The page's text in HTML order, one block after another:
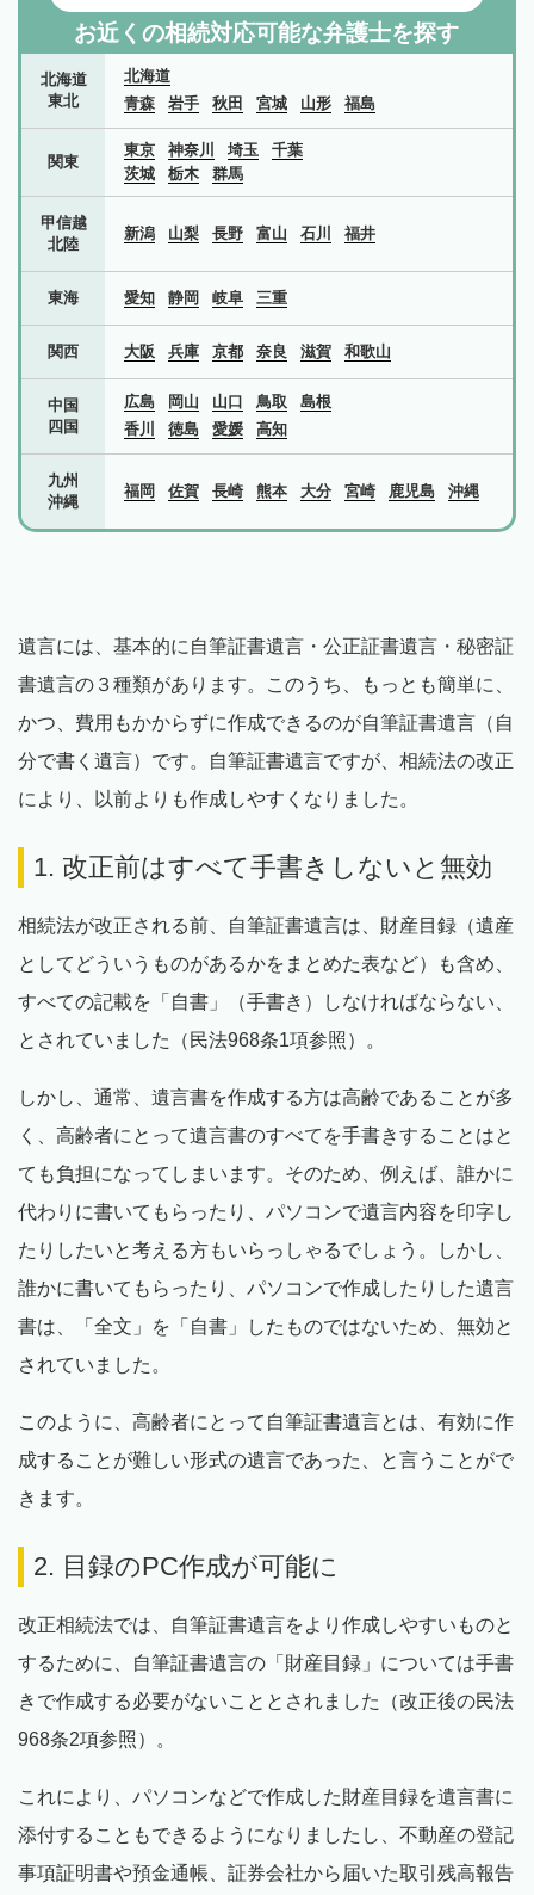
お近くの相続対応可能な弁護士を探す
北海道
東北
北海道
青森
岩手 秋田 宮城 山形 福島
関東
東京 神奈川 埼玉
千葉
茨城
栃木 群馬
甲信越
北陸
新潟 山梨 長野 富山 石川 福井
東海 愛知 静岡 岐阜 三重
関西 大阪 兵庫 京都 奈良 滋賀 和歌山
中国
四国
広島 岡山 山口 鳥取
島根
香川
徳島 愛媛 高知
九州
沖縄
福岡 佐賀 長崎 熊本 大分 宮崎 鹿児島 沖縄
遺言には、基本的に自筆証書遺言・公正証書遺言・秘密証
書遺言の３種類があります。このうち、もっとも簡単に、
かつ、費用もかからずに作成できるのが自筆証書遺言（自
分で書く遺言）です。自筆証書遺言ですが、相続法の改正
により、以前よりも作成しやすくなりました。
1. 改正前はすべて手書きしないと無効
相続法が改正される前、自筆証書遺言は、財産目録（遺産
としてどういうものがあるかをまとめた表など）も含め、
すべての記載を「自書」（手書き）しなければならない、
とされていました（民法968条1項参照）。
しかし、通常、遺言書を作成する方は高齢であることが多
く、高齢者にとって遺言書のすべてを手書きすることはと
ても負担になってしまいます。そのため、例えば、誰かに
代わりに書いてもらったり、パソコンで遺言内容を印字し
たりしたいと考える方もいらっしゃるでしょう。しかし、
誰かに書いてもらったり、パソコンで作成したりした遺言
書は、「全文」を「自書」したものではないため、無効と
されていました。
このように、高齢者にとって自筆証書遺言とは、有効に作
成することが難しい形式の遺言であった、と言うことがで
きます。
2. 目録のPC作成が可能に
改正相続法では、自筆証書遺言をより作成しやすいものと
するために、自筆証書遺言の「財産目録」については手書
きで作成する必要がないこととされました（改正後の民法
968条2項参照）。
これにより、パソコンなどで作成した財産目録を遺言書に
添付することもできるようになりましたし、不動産の登記
事項証明書や預金通帳、証券会社から届いた取引残高報告